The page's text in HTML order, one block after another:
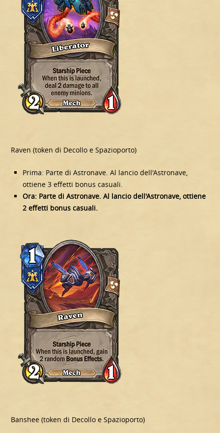
Raven (token di Decollo e Spazioporto)
Prima: Parte di Astronave. Al lancio dell'Astronave,
ottiene 3 effetti bonus casuali.
Ora: Parte di Astronave. Al lancio dell'Astronave, ottiene
2 effetti bonus casuali.
Banshee (token di Decollo e Spazioporto)